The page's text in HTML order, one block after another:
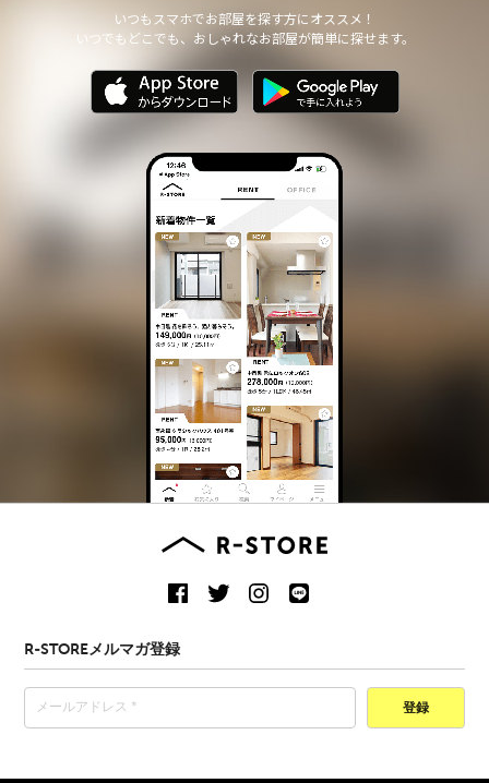
いつもスマホでお部屋を探す方にオススメ！
いつでもどこでも、おしゃれなお部屋が簡単に探せます。
R-STOREメルマガ登録
登録